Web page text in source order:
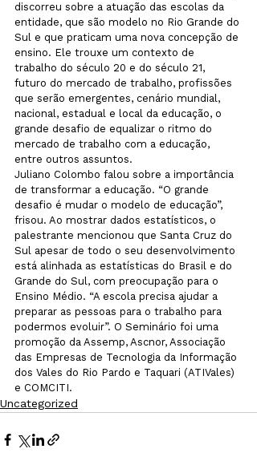
discorreu sobre a atuação das escolas da
entidade, que são modelo no Rio Grande do
Sul e que praticam uma nova concepção de
ensino. Ele trouxe um contexto de
trabalho do século 20 e do século 21,
futuro do mercado de trabalho, profissões
que serão emergentes, cenário mundial,
nacional, estadual e local da educação, o
grande desafio de equalizar o ritmo do
mercado de trabalho com a educação,
entre outros assuntos.
Juliano Colombo falou sobre a importância
de transformar a educação. “O grande
desafio é mudar o modelo de educação”,
frisou. Ao mostrar dados estatísticos, o
palestrante mencionou que Santa Cruz do
Sul apesar de todo o seu desenvolvimento
está alinhada as estatísticas do Brasil e do
Grande do Sul, com preocupação para o
Ensino Médio. “A escola precisa ajudar a
preparar as pessoas para o trabalho para
podermos evoluir”. O Seminário foi uma
promoção da Assemp, Ascnor, Associação
das Empresas de Tecnologia da Informação
dos Vales do Rio Pardo e Taquari (ATIVales)
e COMCITI.
Uncategorized